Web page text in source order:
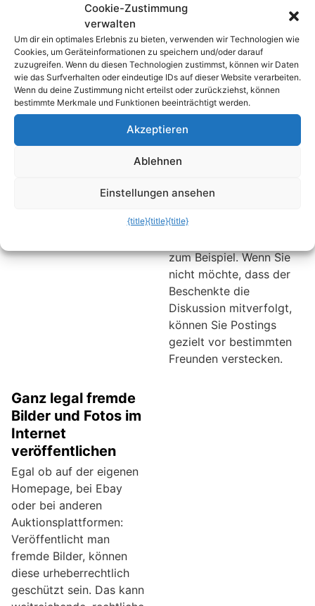
Inhaltsverzeichnis
anlegen
Beim Erstellen
umfangreicher PDF-
Dokumente per
Microsoft Word ist es
oftmals vorteilhafter, ein
ist das Anlegen von
bestimmte
Personen
Statusmeldungen
lesen können
Was Sie bei Facebook
posten, ist
normalerweise sofort für
Freundeskreis sichtbar.
die nicht für alle Freunde
Diskussionen um
zum Beispiel. Wenn Sie
nicht möchte, dass der
Beschenkte die
Diskussion mitverfolgt,
können Sie Postings
gezielt vor bestimmten
Freunden verstecken.
Ganz legal fremde
Bilder und Fotos im
Internet
veröffentlichen
Egal ob auf der eigenen
Homepage, bei Ebay
oder bei anderen
Auktionsplattformen:
Veröffentlicht man
fremde Bilder, können
diese urheberrechtlich
geschützt sein. Das kann
Cookie-Zustimmung
verwalten
Um dir ein optimales Erlebnis zu bieten, verwenden wir Technologien wie
Cookies, um Geräteinformationen zu speichern und/oder darauf
zuzugreifen. Wenn du diesen Technologien zustimmst, können wir Daten
wie das Surfverhalten oder eindeutige IDs auf dieser Website verarbeiten.
Wenn du deine Zustimmung nicht erteilst oder zurückziehst, können
bestimmte Merkmale und Funktionen beeinträchtigt werden.
Akzeptieren
Ablehnen
Einstellungen ansehen
{title}{title}{title}